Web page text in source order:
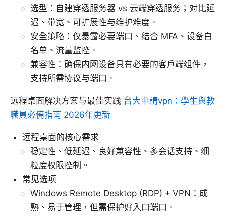
选型：自建穿透服务器 vs 云端穿透服务；对比延
迟、带宽、可扩展性与维护难度。
安全策略：仅暴露必要端口、结合 MFA、设备白
名单、流量监控。
兼容性：确保内网设备具有必要的客户端组件，
支持所需协议与端口。
远程桌面解决方案与最佳实践 台大申請vpn：學生與教
職員必備指南 2026年更新
远程桌面的核心需求
稳定性、低延迟、良好兼容性、多会话支持、细
粒度权限控制。
常见选项
Windows Remote Desktop (RDP) + VPN：成
熟、易于管理，但需保护好入口端口。